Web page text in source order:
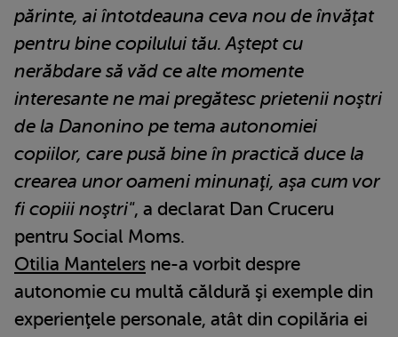
părinte, ai întotdeauna ceva nou de învăţat
pentru bine copilului tău. Aştept cu
nerăbdare să văd ce alte momente
interesante ne mai pregătesc prietenii noştri
de la Danonino pe tema autonomiei
copiilor, care pusă bine în practică duce la
crearea unor oameni minunaţi, aşa cum vor
fi copiii noştri", a declarat Dan Cruceru
pentru Social Moms.
Otilia Mantelers ne-a vorbit despre
autonomie cu multă căldură şi exemple din
experienţele personale, atât din copilăria ei